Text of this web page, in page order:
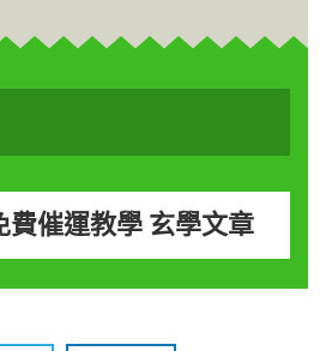
費催運教學 玄學文章